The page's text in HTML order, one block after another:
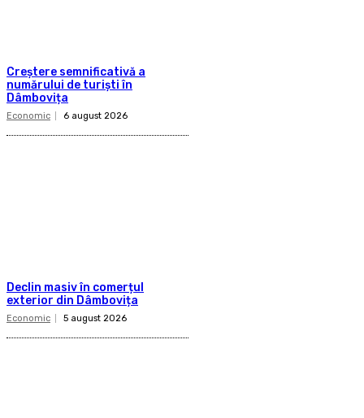
Creștere semnificativă a
numărului de turiști în
Dâmbovița
Economic 6 august 2026
Declin masiv în comerțul
exterior din Dâmbovița
Economic 5 august 2026